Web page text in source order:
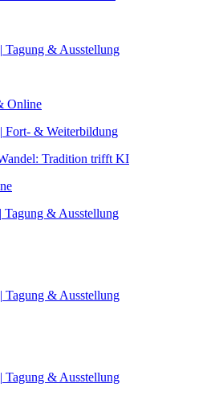
| Tagung & Ausstellung
Online
| Fort- & Weiterbildung
Tradition trifft KI
| Tagung & Ausstellung
| Tagung & Ausstellung
| Tagung & Ausstellung